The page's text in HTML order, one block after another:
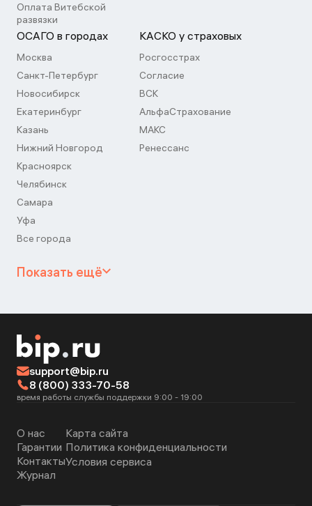
Оплата Витебской
развязки
ОСАГО в городах
Москва
Санкт-Петербург
Новосибирск
Екатеринбург
Казань
Нижний Новгород
Красноярск
Челябинск
Самара
Уфа
Все города
КАСКО у страховых
Росгосстрах
Согласие
ВСК
АльфаСтрахование
МАКС
Ренессанс
Показать ещё
support@bip.ru
8 (800) 333-70-58
время работы службы поддержки 9:00 - 19:00
О нас
Гарантии
Контакты
Журнал
Карта сайта
Политика конфиденциальности
Условия сервиса